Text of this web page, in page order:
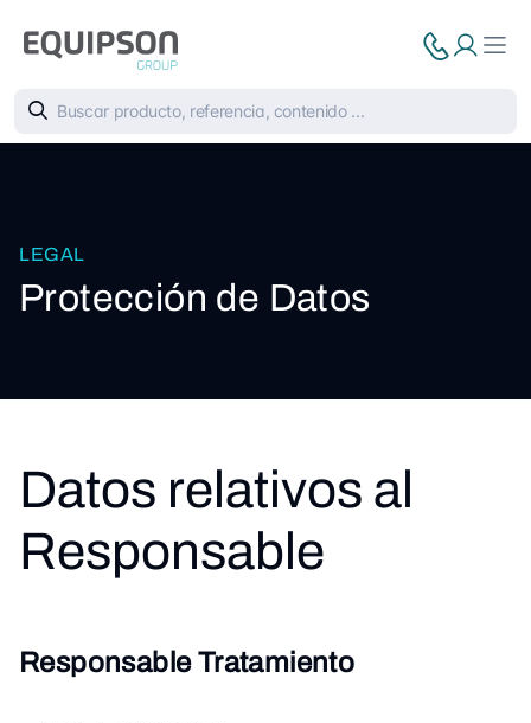
LEGAL
Protección de Datos
Datos relativos al
Responsable
Responsable Tratamiento